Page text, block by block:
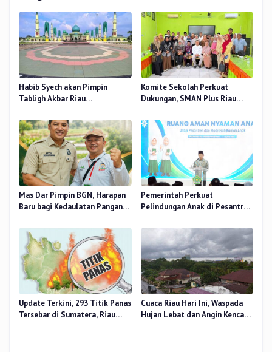
Habib Syech akan Pimpin
Tabligh Akbar Riau
Nur, Besok
Komite Sekolah Perkuat
Dukungan, SMAN Plus Riau
Pendidikan
Mas Dar Pimpin BGN, Harapan
Baru bagi Kedaulatan Pangan
Pemerintah Perkuat
Pelindungan Anak di Pesantren
RANA
Update Terkini, 293 Titik Panas
Tersebar di Sumatera, Riau
Cuaca Riau Hari Ini, Waspada
Hujan Lebat dan Angin Kencang